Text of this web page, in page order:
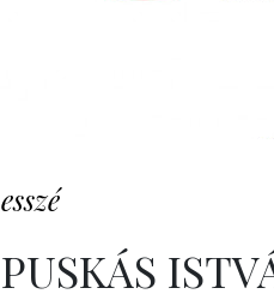
esszé
PUSKÁS